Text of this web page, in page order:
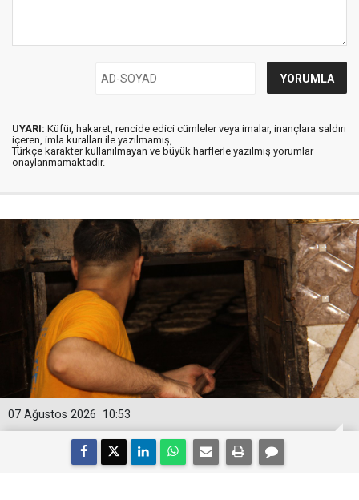
UYARI: Küfür, hakaret, rencide edici cümleler veya imalar, inançlara saldırı
içeren, imla kuralları ile yazılmamış,
Türkçe karakter kullanılmayan ve büyük harflerle yazılmış yorumlar
onaylanmamaktadır.
10:53
07 Ağustos 2026